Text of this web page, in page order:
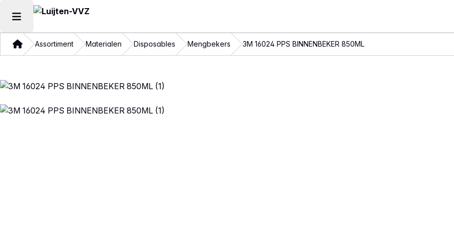
Hoofdmenu openen
ThuisAssortiment Materialen Disposables Mengbekers 3M 16024 PPS BINNENBEKER 850ML